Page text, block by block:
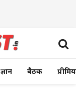
ज्ञान बैठक